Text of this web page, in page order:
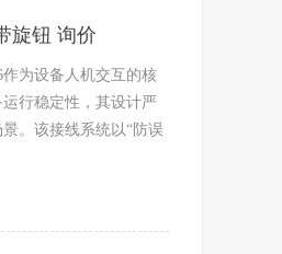
旋钮 询价
作为设备人机交互的核
行稳定性，其设计严
。该接线系统以“防误